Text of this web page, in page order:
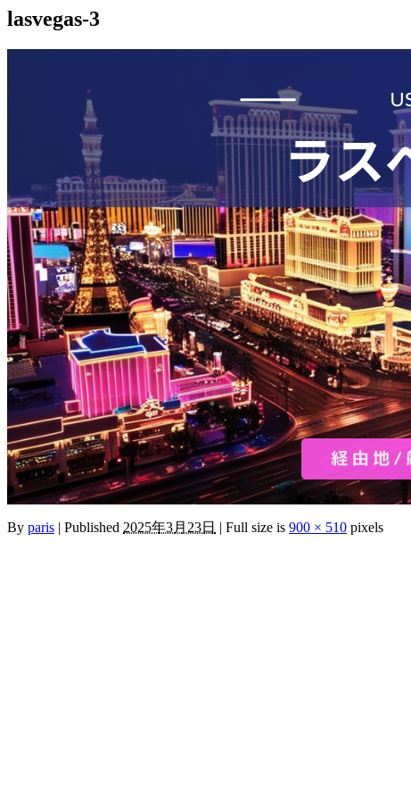
lasvegas-3
By paris | Published 2025年3月23日 | Full size is 900 × 510 pixels